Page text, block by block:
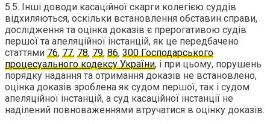
5.5. Інші доводи касаційної скарги колегією суддів
відхиляються, оскільки встановлення обставин справи,
дослідження та оцінка доказів є прерогативою судів
першої та апеляційної інстанцій, як це передбачено
статтями 76, 77, 78, 79, 86, 300 Господарського
процесуального кодексу України, і при цьому, порушень
порядку надання та отримання доказів не встановлено,
оцінка доказів зроблена як судом першої, так і судом
апеляційної інстанцій, а суд касаційної інстанції не
наділений повноваженнями втручатися в оцінку доказів.